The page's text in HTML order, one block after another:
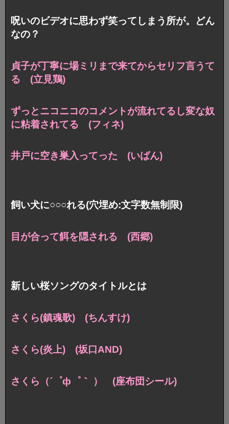
呪いのビデオに思わず笑ってしまう所が。どん
なの？
貞子が丁寧に場ミリまで来てからセリフ言うて
る (立見鶏)
ずっとニコニコのコメントが流れてるし変な奴
に粘着されてる (フィネ)
井戸に空き巣入ってった (いばん)
飼い犬に○○○れる(穴埋め:文字数無制限)
目が合って餌を隠される (西郷)
新しい桜ソングのタイトルとは
さくら(鎮魂歌) (ちんすけ)
さくら(炎上) (坂口AND)
さくら（´゜ф゜｀ ） (座布団シール)